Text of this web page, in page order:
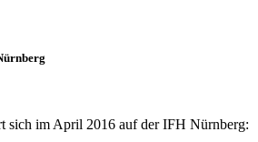
sich im April 2016 auf der IFH Nürnberg: